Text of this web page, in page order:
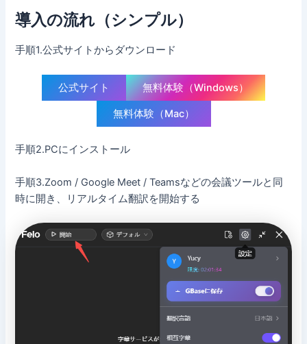
導入の流れ（シンプル）
手順1.公式サイトからダウンロード
公式サイト 無料体験（Windows）
無料体験（Mac）
手順2.PCにインストール
手順3.Zoom / Google Meet / Teamsなどの会議ツールと同
時に開き、リアルタイム翻訳を開始する